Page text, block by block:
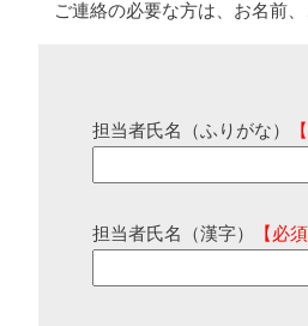
ご連絡の必要な方は、お名前
担当者氏名（ふりがな）
担当者氏名（漢字） 【必須